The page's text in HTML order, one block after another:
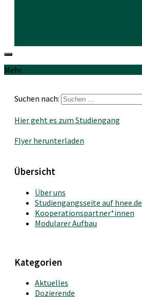
Mehr
Suchen nach:
Hier geht es zum Studiengang
Flyer herunterladen
Übersicht
Über uns
Studiengangsseite auf hnee.de
Kooperationspartner*innen
Modularer Aufbau
Kategorien
Aktuelles
Dozierende